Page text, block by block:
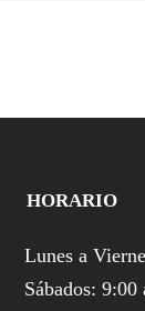
HORARIO
Lunes a
Sábados: 9:00